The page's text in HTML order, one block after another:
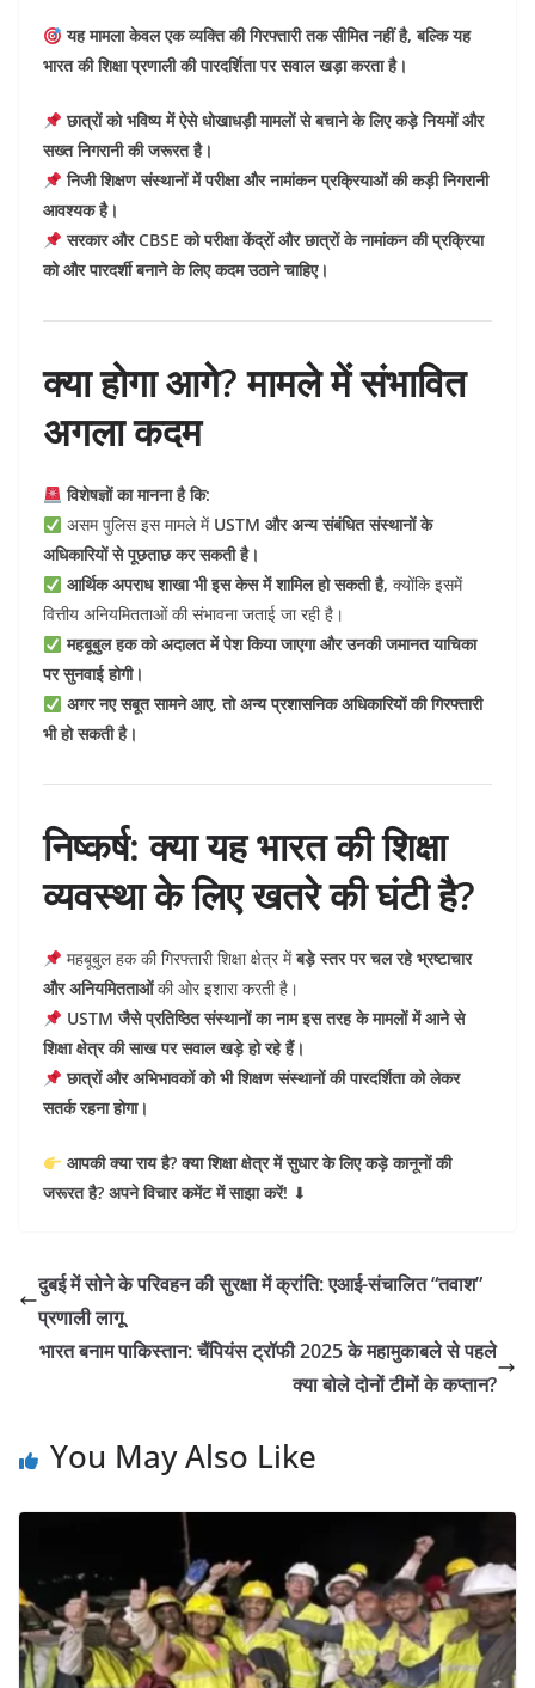
यह मामला केवल एक व्यक्ति की गिरफ्तारी तक सीमित नहीं है, बल्कि यह
भारत की शिक्षा प्रणाली की पारदर्शिता पर सवाल खड़ा करता है।
छात्रों को भविष्य में ऐसे धोखाधड़ी मामलों से बचाने के लिए कड़े नियमों और
सख्त निगरानी की जरूरत है।
निजी शिक्षण संस्थानों में परीक्षा और नामांकन प्रक्रियाओं की कड़ी निगरानी
आवश्यक है।
सरकार और CBSE को परीक्षा केंद्रों और छात्रों के नामांकन की प्रक्रिया
को और पारदर्शी बनाने के लिए कदम उठाने चाहिए।
क्या होगा आगे? मामले में संभावित
अगला कदम
विशेषज्ञों का मानना है कि:
असम पुलिस इस मामले में USTM और अन्य संबंधित संस्थानों के
अधिकारियों से पूछताछ कर सकती है।
आर्थिक अपराध शाखा भी इस केस में शामिल हो सकती है, क्योंकि इसमें
वित्तीय अनियमितताओं की संभावना जताई जा रही है।
महबूबुल हक को अदालत में पेश किया जाएगा और उनकी जमानत याचिका
पर सुनवाई होगी।
अगर नए सबूत सामने आए, तो अन्य प्रशासनिक अधिकारियों की गिरफ्तारी
भी हो सकती है।
निष्कर्ष: क्या यह भारत की शिक्षा
व्यवस्था के लिए खतरे की घंटी है?
महबूबुल हक की गिरफ्तारी शिक्षा क्षेत्र मेंबड़े स्तर पर चल रहे भ्रष्टाचार
और अनियमितताओंकी ओर इशारा करती है।
USTM जैसे प्रतिष्ठित संस्थानों का नाम इस तरह के मामलों में आने से
शिक्षा क्षेत्र की साख पर सवाल खड़े हो रहे हैं।
छात्रों और अभिभावकों को भी शिक्षण संस्थानों की पारदर्शिता को लेकर
सतर्क रहना होगा।
आपकी क्या राय है? क्या शिक्षा क्षेत्र में सुधार के लिए कड़े कानूनों की
जरूरत है? अपने विचार कमेंट में साझा करें! ⬇
दुबई में सोने के परिवहन की सुरक्षा में क्रांति: एआई-संचालित “तवाश”
प्रणाली लागू
भारत बनाम पाकिस्तान: चैंपियंस ट्रॉफी 2025 के महामुकाबले से पहले
क्या बोले दोनों टीमों के कप्तान?
You May Also Like